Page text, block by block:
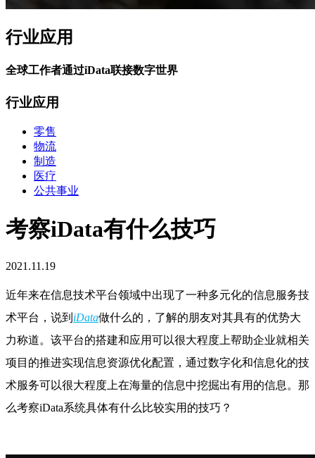
行业应用
全球工作者通过iData联接数字世界
行业应用
零售
物流
制造
医疗
公共事业
考察iData有什么技巧
2021.11.19
近年来在信息技术平台领域中出现了一种多元化的信息服务技
术平台，说到 iData做什么的，了解的朋友对其具有的优势大
力称道。该平台的搭建和应用可以很大程度上帮助企业就相关
项目的推进实现信息资源优化配置，通过数字化和信息化的技
术服务可以很大程度上在海量的信息中挖掘出有用的信息。那
么考察iData系统具体有什么比较实用的技巧？